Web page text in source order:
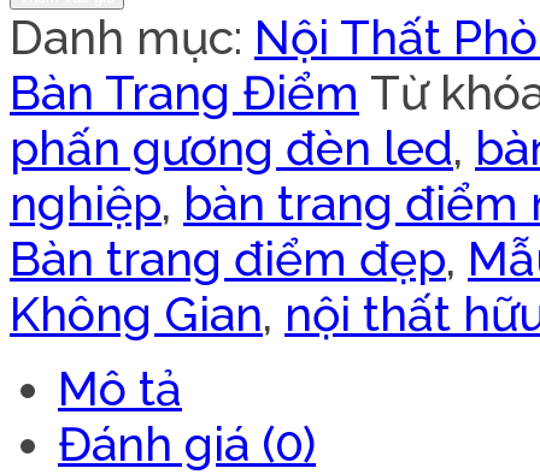
Danh mục: Nội Thất
Bàn Trang Điểm Từ
phấn gương đèn led,
nghiệp, bàn trang điểm
Bàn trang điểm đẹp,
Không Gian, nội thất
Mô tả
Đánh giá (0)